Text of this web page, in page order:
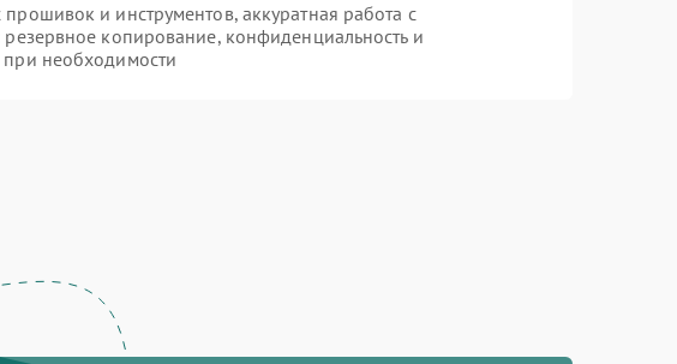
и инструментов, аккуратная работа с
копирование, конфиденциальность и
необходимости